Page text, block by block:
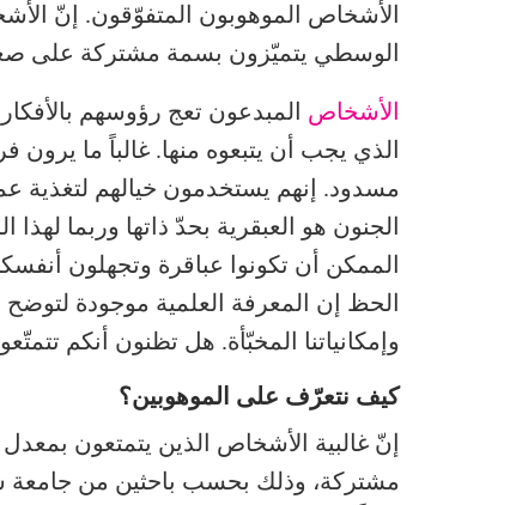
الأشخاص الموهوبون المتفوّقون. إنّ
الوسطي يتميّزون بسمة مشتركة على
الأشخاص المبدعون تعج رؤوسهم
الذي يجب أن يتبعوه منها. غالباً ما
مسدود. إنهم يستخدمون خيالهم لتغذية
الجنون هو العبقرية بحدّ ذاتها وربما
الممكن أن تكونوا عباقرة وتجهلون
الحظ إن المعرفة العلمية موجودة لتوضح
وإمكانياتنا المخبّأة. هل تظنون أنكم
كيف نتعرّف على الموهوبين؟
إنّ غالبية الأشخاص الذين يتمتعون
مشتركة، وذلك بحسب باحثين من